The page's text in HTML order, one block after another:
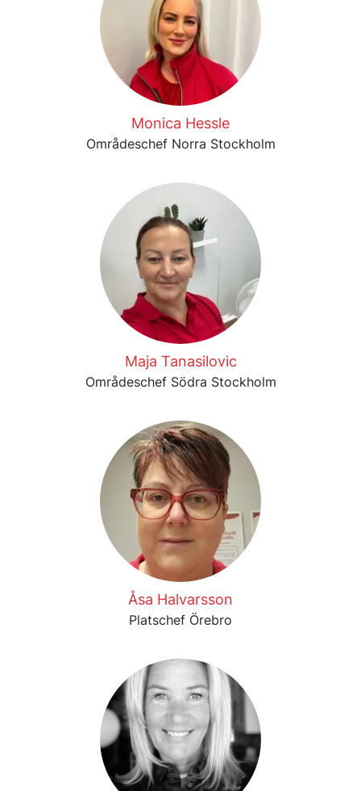
Monica Hessle
Områdeschef Norra Stockholm
Maja Tanasilovic
Områdeschef Södra Stockholm
Åsa Halvarsson
Platschef Örebro